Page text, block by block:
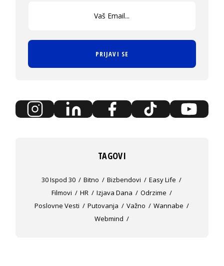
PRIJAVI SE
TAGOVI
30 Ispod 30 Bitno Bizbendovi
Easy Life
Filmovi
HR Izjava Dana
Odrzime
Poslovne Vesti
Putovanja Važno
Wannabe
Webmind